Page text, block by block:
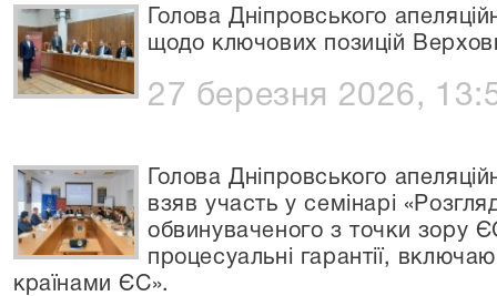
Голова Дніпровського
щодо ключових позицій
27 березня 2026,
Голова Дніпровського
взяв участь у семінарі
обвинуваченого з точки зору
процесуальні гарантії,
країнами ЄС».